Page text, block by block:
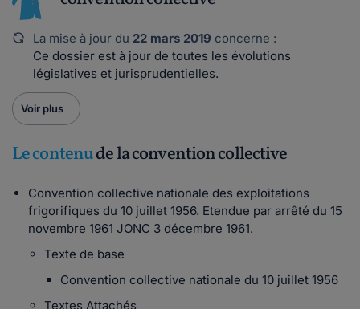
La mise à jour du 22 mars 2019 concerne :
Ce dossier est à jour de toutes les évolutions
législatives et jurisprudentielles.
Voir plus
Le contenude la convention collective
Convention collective nationale des exploitations
frigorifiques du 10 juillet 1956. Etendue par arrêté du 15
novembre 1961 JONC 3 décembre 1961.
Texte de base
Convention collective nationale du 10 juillet 1956
Textes Attachés